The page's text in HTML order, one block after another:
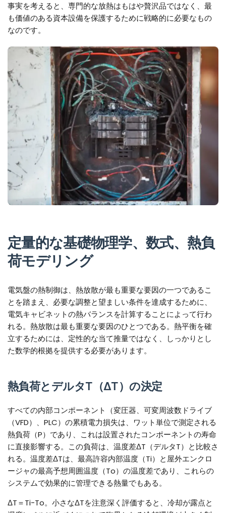
事実を考えると、専門的な放熱はもはや贅沢品ではなく、最
も価値のある資本設備を保護するために戦略的に必要なもの
なのです。
定量的な基礎物理学、数式、熱負
荷モデリング
電気盤の熱制御は、熱放散が最も重要な要因の一つであるこ
とを踏まえ、必要な調整と望ましい条件を達成するために、
電気キャビネットの熱バランスを計算することによって行わ
れる。熱放散は最も重要な要因のひとつである。熱平衡を確
立するためには、定性的な当て推量ではなく、しっかりとし
た数学的根拠を提供する必要があります。
熱負荷とデルタT（ΔT）の決定
すべての内部コンポーネント（変圧器、可変周波数ドライブ
（VFD）、PLC）の累積電力損失は、ワット単位で測定される
熱負荷（P）であり、これは設置されたコンポーネントの寿命
に直接影響する。この負荷は、温度差ΔT（デルタT）と比較さ
れる。温度差ΔTは、最高許容内部温度（Ti）と屋外エンクロ
ージャの最高予想周囲温度（To）の温度差であり、これらの
システムで効果的に管理できる熱量でもある。
ΔT＝Ti-To。小さなΔTを注意深く評価すると、冷却が露点と